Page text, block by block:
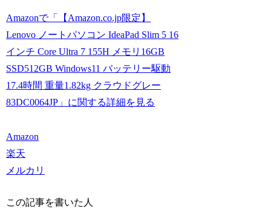
Amazonで「【Amazon.co.jp限定】
Lenovo ノートパソコン IdeaPad Slim 5 16
インチ Core Ultra 7 155H メモリ16GB
SSD512GB Windows11 バッテリー駆動
17.4時間 重量1.82kg クラウドグレー
83DC0064JP」に関する詳細を見る
Amazon
楽天
メルカリ
この記事を書いた人